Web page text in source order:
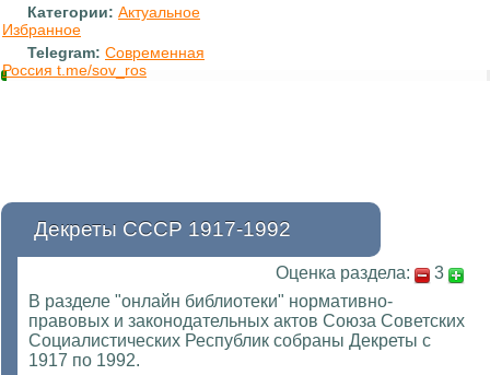
Категории: Актуальное
Избранное
Telegram: Современная
Россия t.me/sov_ros
Декреты СССР 1917-1992
Оценка раздела:
3
В разделе "онлайн библиотеки" нормативно-
правовых и законодательных актов Союза Советских
Социалистических Республик собраны Декреты с
1917 по 1992.